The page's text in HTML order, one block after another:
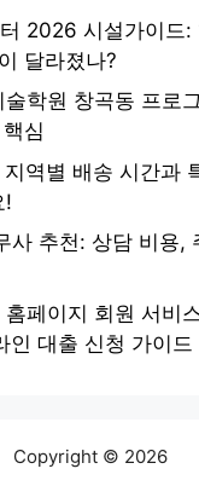
2026 시설가이드:
달라졌나?
학원 창곡동 프로
심
역별 배송 시간과
!
사 추천: 상담 비용,
페이지 회원 서비
인 대출 신청 가이드
Copyright © 2026